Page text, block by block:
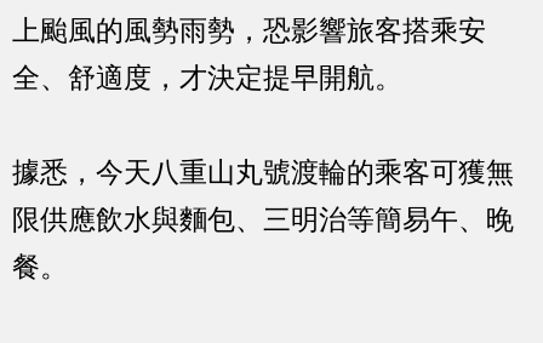
上颱風的風勢雨勢，恐影響旅客搭乘安
全、舒適度，才決定提早開航。
據悉，今天八重山丸號渡輪的乘客可獲無
限供應飲水與麵包、三明治等簡易午、晚
餐。